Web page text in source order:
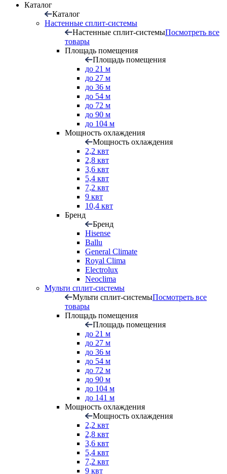
Каталог
Каталог
Настенные сплит-системы
Настенные сплит-системыПосмотреть все
товары
Площадь помещения
Площадь помещения
до 21 м
до 27 м
до 36 м
до 54 м
до 72 м
до 90 м
до 104 м
Мощность охлаждения
Мощность охлаждения
2,2 квт
2,8 квт
3,6 квт
5,4 квт
7,2 квт
9 квт
10,4 квт
Бренд
Бренд
Hisense
Ballu
General Climate
Royal Clima
Electrolux
Neoclima
Мульти сплит-системы
Мульти сплит-системыПосмотреть все
товары
Площадь помещения
Площадь помещения
до 21 м
до 27 м
до 36 м
до 54 м
до 72 м
до 90 м
до 104 м
до 141 м
Мощность охлаждения
Мощность охлаждения
2,2 квт
2,8 квт
3,6 квт
5,4 квт
7,2 квт
9 квт